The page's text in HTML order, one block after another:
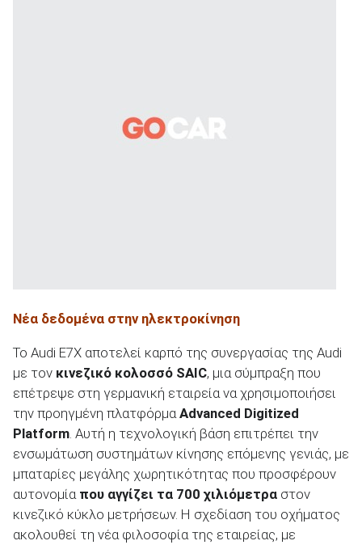
Νέα δεδομένα στην ηλεκτροκίνηση
Το Audi E7X αποτελεί καρπό της συνεργασίας της Audi
με τον κινεζικό κολοσσό SAIC, μια σύμπραξη που
επέτρεψε στη γερμανική εταιρεία να χρησιμοποιήσει
την προηγμένη πλατφόρμα Advanced Digitized
Platform . Αυτή η τεχνολογική βάση επιτρέπει την
ενσωμάτωση συστημάτων κίνησης επόμενης γενιάς, με
μπαταρίες μεγάλης χωρητικότητας που προσφέρουν
αυτονομία που αγγίζει τα 700 χιλιόμετρα στον
κινεζικό κύκλο μετρήσεων. Η σχεδίαση του οχήματος
ακολουθεί τη νέα φιλοσοφία της εταιρείας, με